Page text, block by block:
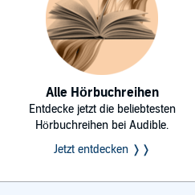
Alle Hörbuchreihen
Entdecke jetzt die beliebtesten
Hörbuchreihen bei Audible.
Jetzt entdecken ❭❭